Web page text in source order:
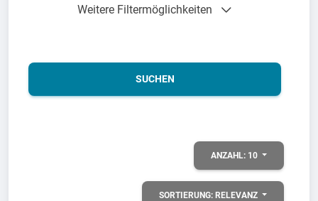
Weitere Filtermöglichkeiten
SUCHEN
ANZAHL: 10
SORTIERUNG: RELEVANZ